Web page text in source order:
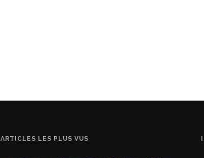
ARTICLES LES PLUS VUS